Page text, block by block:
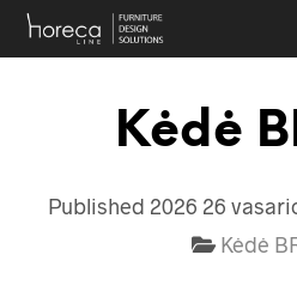
Kėdė
Published 2026 26
Kėdė